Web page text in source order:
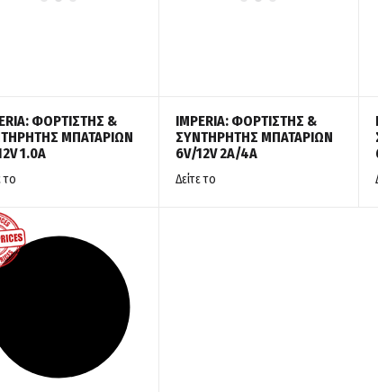
ΦΟΡΤΙΣΤΗΣ &
ΜΠΑΤΑΡΙΩΝ
1.0A
το
IMPERIA: ΦΟΡΤΙΣΤΗΣ &
ΣΥΝΤΗΡΗΤΗΣ ΜΠΑΤΑΡΙΩΝ
6V/12V 2A/4A
Δείτε το